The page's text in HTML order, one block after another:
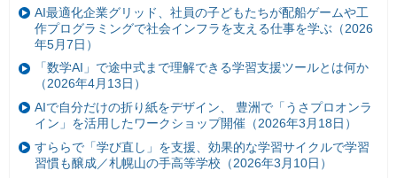
AI最適化企業グリッド、社員の子どもたちが配船ゲームや工
作プログラミングで社会インフラを支える仕事を学ぶ（2026
年5月7日）
「数学AI」で途中式まで理解できる学習支援ツールとは何か
（2026年4月13日）
AIで自分だけの折り紙をデザイン、 豊洲で「うさプロオンラ
イン」を活用したワークショップ開催（2026年3月18日）
すららで「学び直し」を支援、効果的な学習サイクルで学習
習慣も醸成／札幌山の手高等学校（2026年3月10日）